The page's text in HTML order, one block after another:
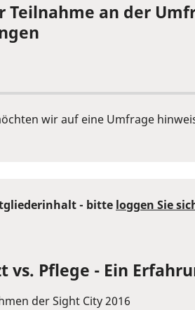
Teilnahme an der
wir auf eine Umfrage
vs. Pflege - Ein
- bitte loggen Sie
der Sight City 2016